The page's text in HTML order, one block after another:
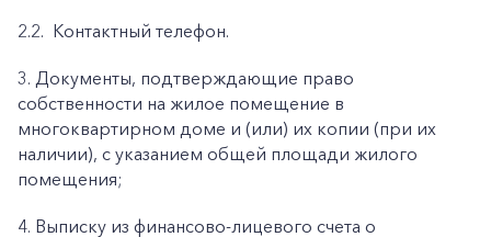
2.2. Контактный телефон.
3. Документы, подтверждающие право
собственности на жилое помещение в
многоквартирном доме и (или) их копии (при их
наличии), с указанием общей площади жилого
помещения;
4. Выписку из финансово-лицевого счета о